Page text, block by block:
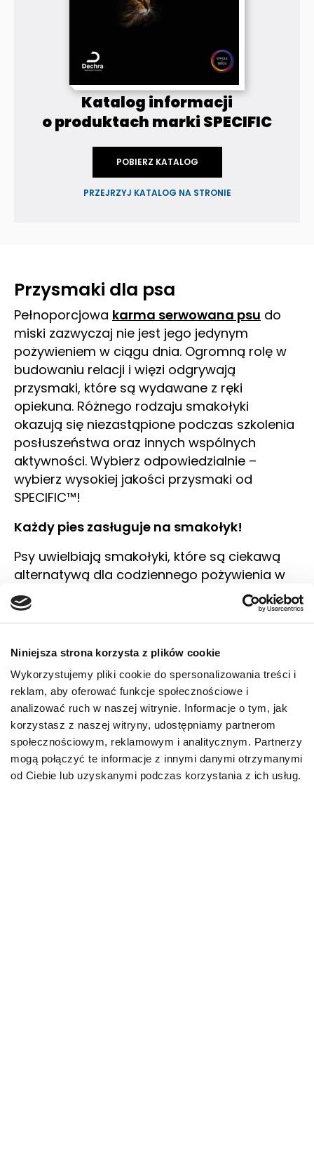
Niniejsza strona korzysta z plików cookie
Wykorzystujemy pliki cookie do spersonalizowania treści i
reklam, aby oferować funkcje społecznościowe i
analizować ruch w naszej witrynie. Informacje o tym, jak
korzystasz z naszej witryny, udostępniamy partnerom
społecznościowym, reklamowym i analitycznym. Partnerzy
mogą połączyć te informacje z innymi danymi otrzymanymi
od Ciebie lub uzyskanymi podczas korzystania z ich usług.
Katalog informacji
o produktach marki SPECIFIC
POBIERZ KATALOG
PRZEJRZYJ KATALOG NA STRONIE
Przysmaki dla psa
Pełnoporcjowa karma serwowana psu do
miski zazwyczaj nie jest jego jedynym
pożywieniem w ciągu dnia. Ogromną rolę w
budowaniu relacji i więzi odgrywają
przysmaki, które są wydawane z ręki
opiekuna. Różnego rodzaju smakołyki
okazują się niezastąpione podczas szkolenia
posłuszeństwa oraz innych wspólnych
aktywności. Wybierz odpowiedzialnie –
wybierz wysokiej jakości przysmaki od
SPECIFIC™!
Każdy pies zasługuje na smakołyk!
Psy uwielbiają smakołyki, które są ciekawą
alternatywą dla codziennego pożywienia w
misce. Musisz jednak wiedzieć, że przysmaki
przeznaczone dla ludzi nie są właściwą
propozycją dla psów. Chcąc nagradzać psa
smakołykami, wybieraj produkty stworzone z
myślą o czworonogach i ich potrzebach
żywieniowych. Pamiętaj także, że istotne jest
zachowanie umiaru. Wartość kaloryczna
pokarmu w postaci smakołyków nie powinna
przekraczać 10% dobowego
zapotrzebowania.
Przysmaki SPECIFIC ™ – smaczne, zdrowe,